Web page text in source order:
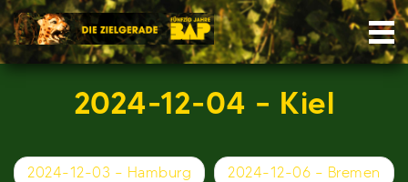
Skip
to
content
2024-12-04 – Kiel
Beitragsnavigation
2024-12-03 – Hamburg 2024-12-06 – Bremen